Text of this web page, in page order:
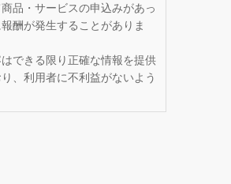
品・サービスの申込みがあっ
酬が発生することがありま
できる限り正確な情報を提供
、利用者に不利益がないよう